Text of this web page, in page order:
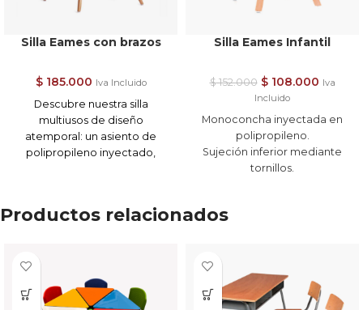
Silla Eames con brazos
$185.000 Iva Incluido
Descubre nuestra silla
multiusos de diseño
atemporal: un asiento de
polipropileno inyectado,
blanco, negro y gris. ¡Estilo y
Para efectuar su pedido por
favor consulte previamente
los tonos disponibles a través
Silla Eames Infantil
$152.000 $108.000 Iva
Incluido
Monoconcha inyectada en
polipropileno.
Sujeción inferior mediante
tornillos.
con tuberia negra cruzada.
Importante:
Para efectuar su pedido por
Productos relacionados